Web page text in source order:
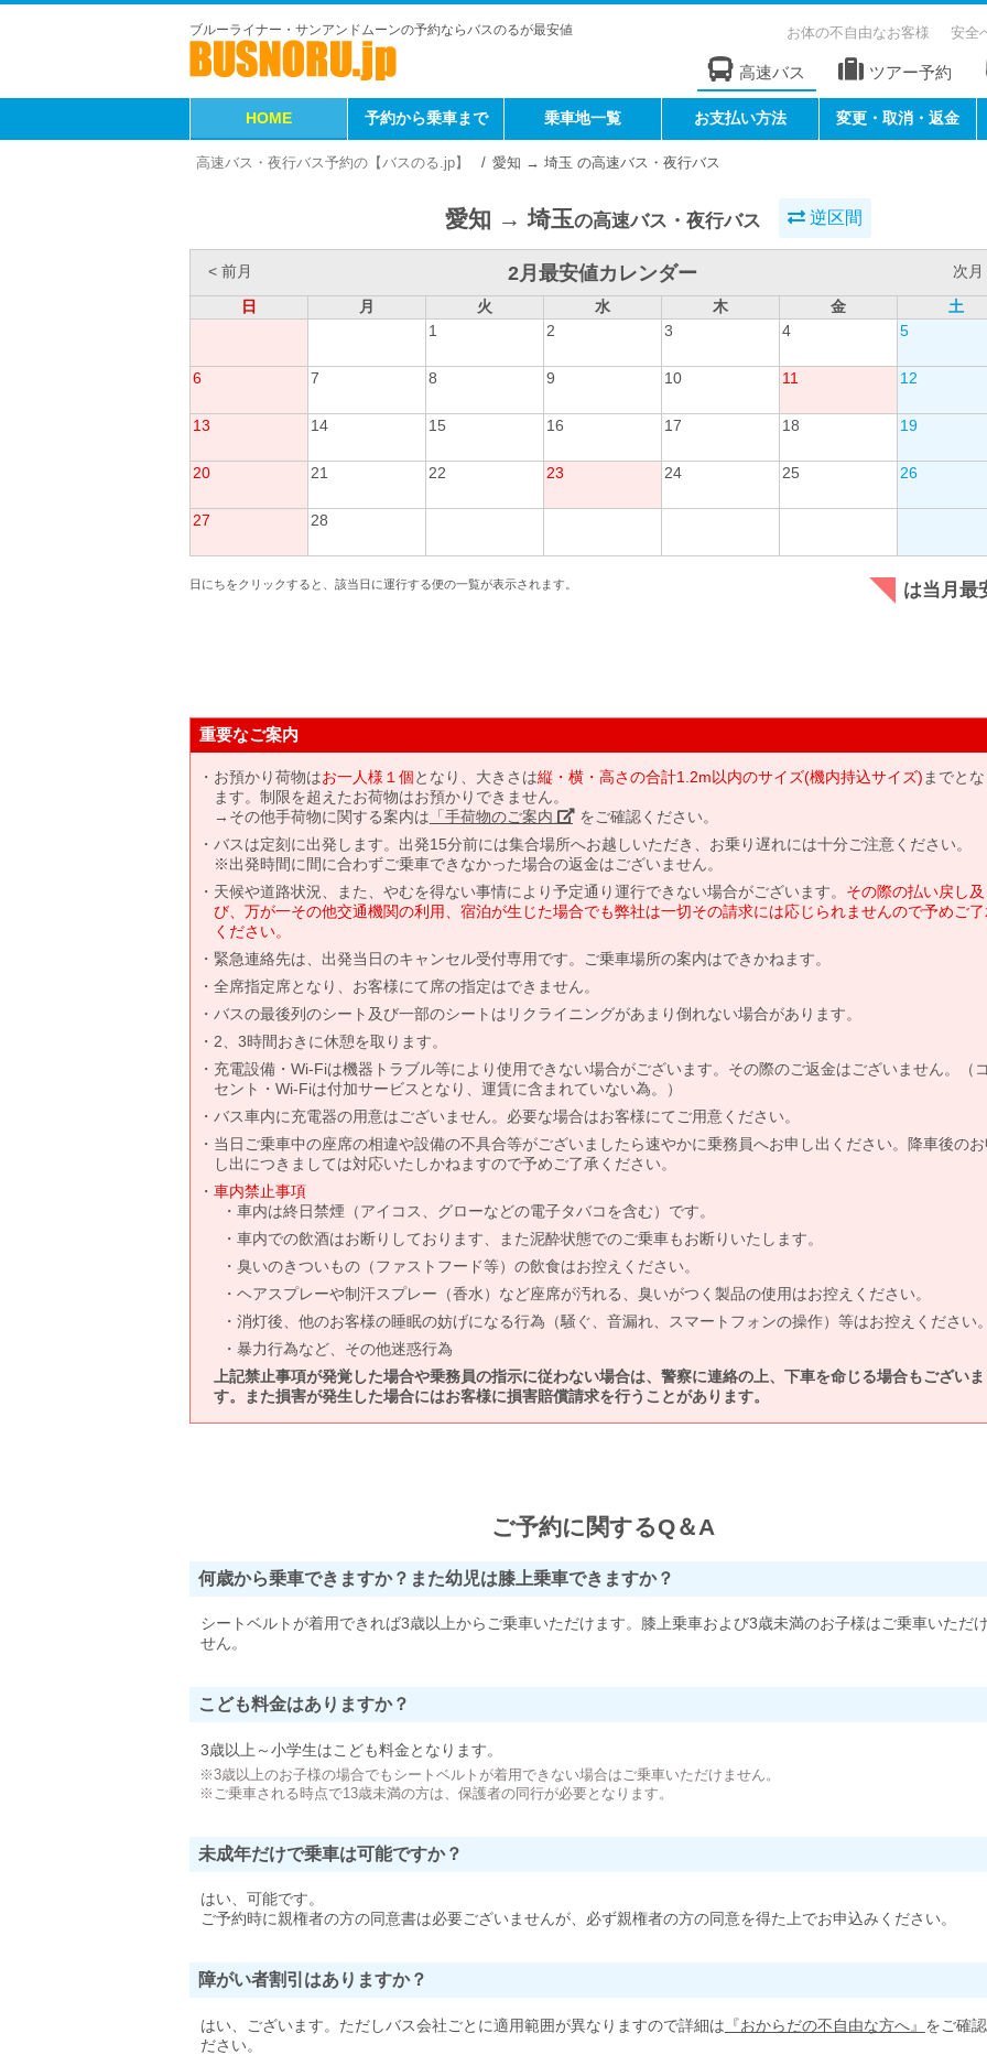
ブルーライナー・サンアンドムーンの予約ならバスのるが最安値 お体の不自由なお客様 安全
高速バス ツアー予約
HOME 予約から乗車まで 乗車地一覧 お支払い方法 変更・取消・返金
高速バス・夜行バス予約の【バスのる.jp】 愛知 → 埼玉 の高速バス・夜行バス
愛知 → 埼玉の高速バス・夜行バス 逆区間
< 前月 2月最安値カレンダー
次月
日
月 火 水 木 金
土
1
2 3 4 5
6 7 8 9 10 11 12
13 14 15 16 17 18 19
20 21 22 23 24 25 26
27 28
日にちをクリックすると、該当日に運行する便の一覧が表示されます。 は当月最
重要なご案内
お預かり荷物はお一人様１個となり、大きさは縦・横・高さの合計1.2m以内のサイズ(機内持込サイズ) までと
ます。制限を超えたお荷物はお預かりできません。
→その他手荷物に関する案内は 「手荷物のご案内」 をご確認ください。
バスは定刻に出発します。出発15分前には集合場所へお越しいただき、お乗り遅れには十分ご注意ください。
※出発時間に間に合わずご乗車できなかった場合の返金はございません。
天候や道路状況、また、やむを得ない事情により予定通り運行できない場合がございます。 その際の払い戻し及
び、万が一その他交通機関の利用、宿泊が生じた場合でも弊社は一切その請求には応じられませんので予めご
ください。
緊急連絡先は、出発当日のキャンセル受付専用です。ご乗車場所の案内はできかねます。
全席指定席となり、お客様にて席の指定はできません。
バスの最後列のシート及び一部のシートはリクライニングがあまり倒れない場合があります。
2、3時間おきに休憩を取ります。
充電設備・Wi-Fiは機器トラブル等により使用できない場合がございます。その際のご返金はございません。（
セント・Wi-Fiは付加サービスとなり、運賃に含まれていない為。）
バス車内に充電器の用意はございません。必要な場合はお客様にてご用意ください。
当日ご乗車中の座席の相違や設備の不具合等がございましたら速やかに乗務員へお申し出ください。降車後の
し出につきましては対応いたしかねますので予めご了承ください。
車内禁止事項
車内は終日禁煙（アイコス、グローなどの電子タバコを含む）です。
車内での飲酒はお断りしております、また泥酔状態でのご乗車もお断りいたします。
臭いのきついもの（ファストフード等）の飲食はお控えください。
ヘアスプレーや制汗スプレー（香水）など座席が汚れる、臭いがつく製品の使用はお控えください。
消灯後、他のお客様の睡眠の妨げになる行為（騒ぐ、音漏れ、スマートフォンの操作）等はお控えください
暴力行為など、その他迷惑行為
上記禁止事項が発覚した場合や乗務員の指示に従わない場合は、警察に連絡の上、下車を命じる場合もございま
す。また損害が発生した場合にはお客様に損害賠償請求を行うことがあります。
ご予約に関するQ＆A
何歳から乗車できますか？また幼児は膝上乗車できますか？
シートベルトが着用できれば3歳以上からご乗車いただけます。膝上乗車および3歳未満のお子様はご乗車いただ
せん。
こども料金はありますか？
3歳以上～小学生はこども料金となります。
※3歳以上のお子様の場合でもシートベルトが着用できない場合はご乗車いただけません。
※ご乗車される時点で13歳未満の方は、保護者の同行が必要となります。
未成年だけで乗車は可能ですか？
はい、可能です。
ご予約時に親権者の方の同意書は必要ございませんが、必ず親権者の方の同意を得た上でお申込みください。
障がい者割引はありますか？
はい、ございます。ただしバス会社ごとに適用範囲が異なりますので詳細は 『おからだの不自由な方へ』 をご確
ださい。